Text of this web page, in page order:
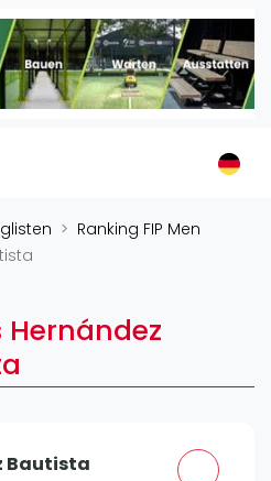
Ranking FIP Men
Hernández
Bautista